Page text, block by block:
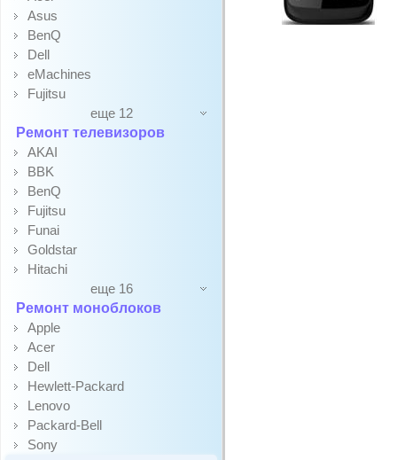
Asus
BenQ
Dell
eMachines
Fujitsu
еще 12
Ремонт телевизоров
AKAI
BBK
BenQ
Fujitsu
Funai
Goldstar
Hitachi
еще 16
Ремонт моноблоков
Apple
Acer
Dell
Hewlett-Packard
Lenovo
Packard-Bell
Sony